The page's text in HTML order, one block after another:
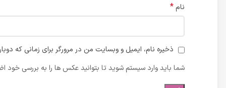
نام *
ذخیره نام، ایمیل و وبسایت من در مرورگر برای زمانی که
شما باید وارد سیستم شوید تا بتوانید عکس ها را به بررسی خود